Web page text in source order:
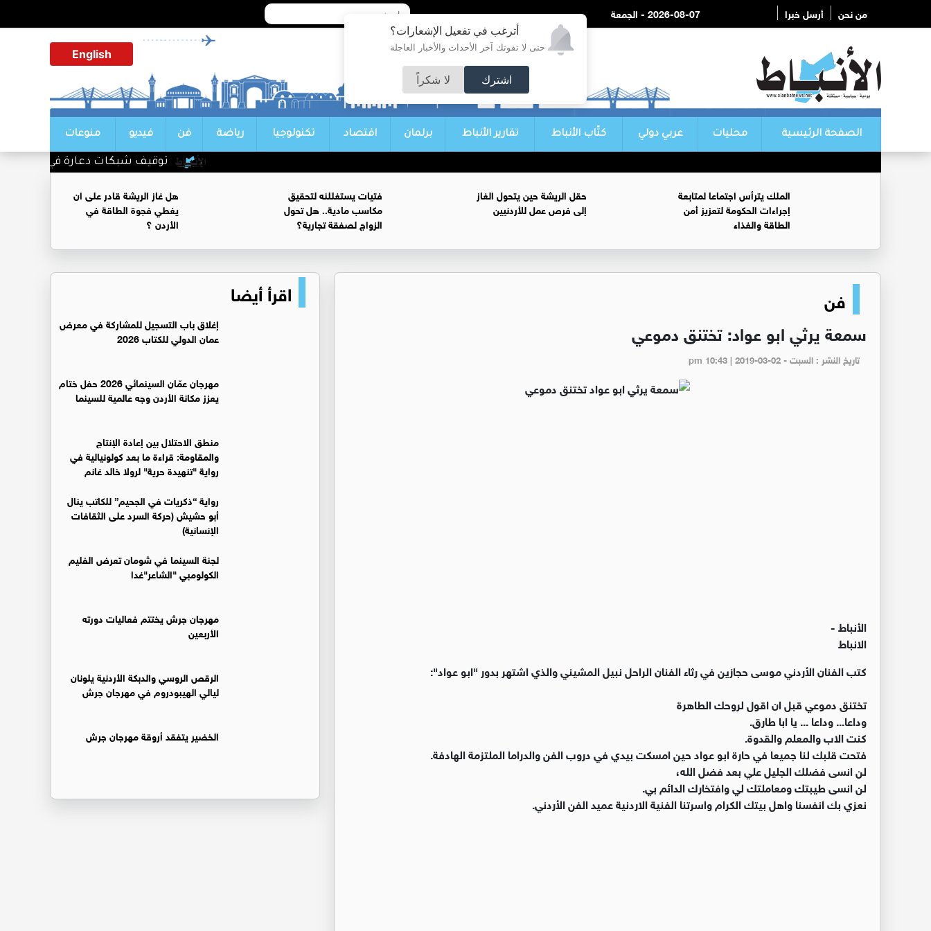
أترغب في تفعيل الإشعارات؟
حتى لا تفوتك آخر الأحداث والأخبار العاجلة
اشترك لا شكراً
من نحن أرسل خبرا 2026-08-07 - الجمعة
English
الصفحة الرئيسية محليات عربي دولي كتّاب الأنباط تقارير الأنباط برلمان اقتصاد تكنولوجيا رياضة فن فيديو منوعات
توقيف شبكات دعارة في شارع
الملك يترأس اجتماعا لمتابعة
إجراءات الحكومة لتعزيز أمن
الطاقة والغذاء
حقل الريشة حين يتحول الغاز
إلى فرص عمل للأردنيين
فتيات يستغللنه لتحقيق
مكاسب مادية.. هل تحول
الزواج لصفقة تجارية؟
هل غاز الريشة قادر على ان
يغطي فجوة الطاقة في
الأردن ؟
فن
سمعة يرثي ابو عواد: تختنق دموعي
تاريخ النشر : السبت - pm 10:43 | 2019-03-02
الأنباط -
الانباط
كتب الفنان الأردني موسى حجازين في رثاء الفنان الراحل نبيل المشيني والذي اشتهر بدور "ابو عواد":
تختنق دموعي قبل ان اقول لروحك الطاهرة
وداعا... وداعا ... يا ابا طارق.
كنت الاب والمعلم والقدوة.
فتحت قلبك لنا جميعا في حارة ابو عواد حين امسكت بيدي في دروب الفن والدراما الملتزمة الهادفة.
لن انسى فضلك الجليل علي بعد فضل الله،
لن انسى طيبتك ومعاملتك لي وافتخارك الدائم بي.
نعزي بك انفسنا واهل بيتك الكرام واسرتنا الفنية الاردنية عميد الفن الأردني.
اقرأ أيضا
إغلاق باب التسجيل للمشاركة في معرض
عمان الدولي للكتاب 2026
مهرجان عمّان السينمائي 2026 حفل ختام
يعزز مكانة الأردن وجه عالمية للسينما
منطق الاحتلال بين إعادة الإنتاج
والمقاومة: قراءة ما بعد كولونيالية في
رواية "تنهيدة حرية" لرولا خالد غانم
رواية “ذكريات في الجحيم” للكاتب ينال
أبو حشيش (حركة السرد على الثقافات
الإنسانية)
لجنة السينما في شومان تعرض الفليم
الكولومبي "الشاعر"غدا
مهرجان جرش يختتم فعاليات دورته
الأربعين
الرقص الروسي والدبكة الأردنية يلونان
ليالي الهيبودروم في مهرجان جرش
الخضير يتفقد أروقة مهرجان جرش